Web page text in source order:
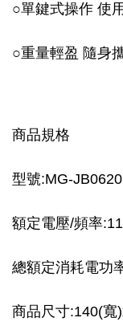
○單鍵式操作 使
○重量輕盈 隨身
商品規格
型號:MG-
額定電壓/頻率
總額定消耗電功
商品尺寸:140(寬